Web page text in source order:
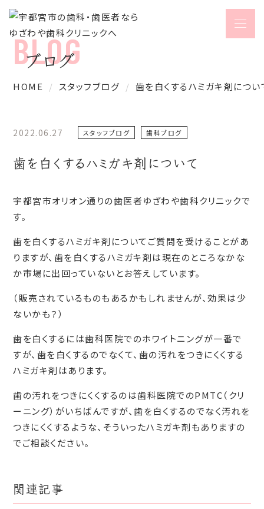
ブログ
HOME スタッフブログ 歯を白くするハミガキ剤につい
2022.06.27 スタッフブログ 歯科ブログ
歯を白くするハミガキ剤について
宇都宮市オリオン通りの歯医者ゆざわや歯科クリニックで
す。
歯を白くするハミガキ剤についてご質問を受けることがあ
りますが、歯を白くするハミガキ剤は現在のところなかな
か市場に出回っていないとお答えしています。
（販売されているものもあるかもしれませんが、効果は少
ないかも？）
歯を白くするには歯科医院でのホワイトニングが一番で
すが、歯を白くするのでなくて、歯の汚れをつきにくくする
ハミガキ剤はあります。
歯の汚れをつきにくくするのは歯科医院でのPMTC（クリ
ーニング）がいちばんですが、歯を白くするのでなく汚れを
つきにくくするような、そういったハミガキ剤もありますの
でご相談ください。
関連記事